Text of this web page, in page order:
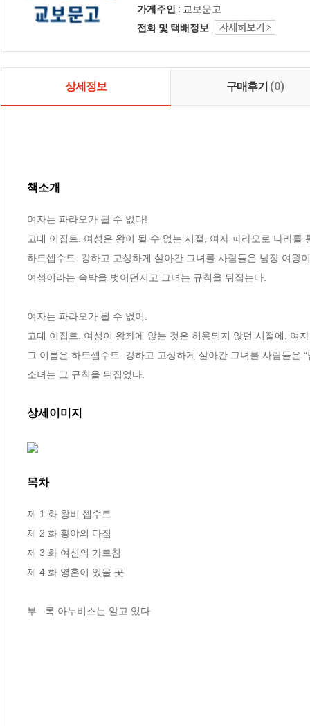
가게주인 : 교보문고
전화 및 택배정보
상세정보 구매후기 (0)
책소개
여자는 파라오가 될 수 없다!
고대 이집트. 여성은 왕이 될 수 없는 시절, 여자 파라오로 나라를
하트셉수트. 강하고 고상하게 살아간 그녀를 사람들은 남장 여왕
여성이라는 속박을 벗어던지고 그녀는 규칙을 뒤집는다.
여자는 파라오가 될 수 없어.
고대 이집트. 여성이 왕좌에 앉는 것은 허용되지 않던 시절에, 여
그 이름은 하트셉수트. 강하고 고상하게 살아간 그녀를 사람들은
소녀는 그 규칙을 뒤집었다.
상세이미지
목차
제 1 화 왕비 셉수트
제 2 화 황야의 다짐
제 3 화 여신의 가르침
제 4 화 영혼이 있을 곳
부   록 아누비스는 알고 있다